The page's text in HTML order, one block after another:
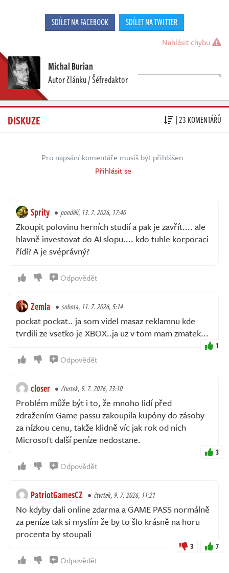
SDÍLET NA FACEBOOK SDÍLET NA TWITTER
Nahlásit chybu
Michal Burian
Autor článku / Šéfredaktor
DISKUZE | 23 KOMENTÁŘŮ
Pro napsání komentáře musíš být přihlášen.
Přihlásit se
Sprity pondělí, 13. 7. 2026, 17:40
Zkoupit polovinu herních studií a pak je zavřít.... ale
hlavně investovat do AI slopu.... kdo tuhle korporaci
řídí? A je svéprávný?
Odpovědět
Zemla sobota, 11. 7. 2026, 5:14
pockat pockat.. ja som videl masaz reklamnu kde
tvrdili ze vsetko je XBOX..ja uz v tom mam zmatek...
1
Odpovědět
closer čtvrtek, 9. 7. 2026, 23:10
Problém může být i to, že mnoho lidí před
zdražením Game passu zakoupila kupóny do zásoby
za nízkou cenu, takže klidně víc jak rok od nich
Microsoft další peníze nedostane.
3
Odpovědět
PatriotGamesCZ čtvrtek, 9. 7. 2026, 11:21
No kdyby dali online zdarma a GAME PASS normálně
za peníze tak si myslím že by to šlo krásně na horu
procenta by stoupali
3 7
Odpovědět